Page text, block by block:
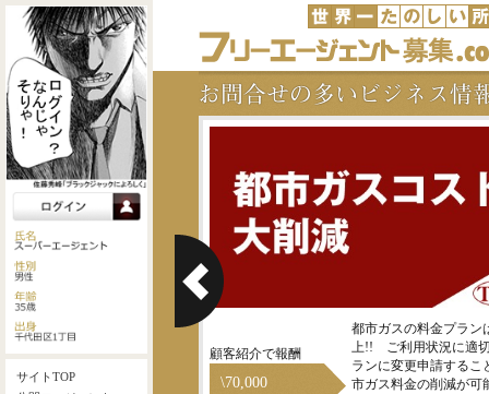
地震保険に入っている家主様
都市ガスの料金プラン
上!! ご利用状況に適
ランに変更申請するこ
市ガス料金の削減が可
\70,000
顧客紹介で報酬